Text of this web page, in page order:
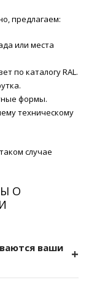
предлагаем:
или места
по каталогу RAL.
формы.
техническому
случае
О
ваши